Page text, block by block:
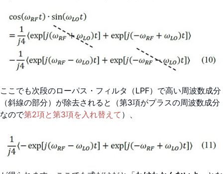
ここでも次段のローパス・フィルタ（LPF）で高い周波数成分
（斜線の部分）が除去されると（第3項がプラスの周波数成分
なので第2項と第3項を入れ替えて ）、